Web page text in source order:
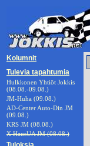
Kolumnit
Tulevia tapahtumia
Hulkkonen Yhtiöt Jokkis
(08.08.-09.08.)
JM-Huha (09.08.)
AD-Center Auto-Din JM
(09.08.)
KRS JM (08.08.)
X HausUA JM (08.08.)